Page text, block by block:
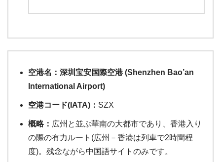
空港名：深圳宝安国際空港 (Shenzhen Bao’an
International Airport)
空港コード(IATA)： SZX
概略： 広州と並ぶ華南の大都市であり、香港入り
の際の有力ルート(広州－香港は列車で2時間程
度)。残念ながら中国語サイトのみです。